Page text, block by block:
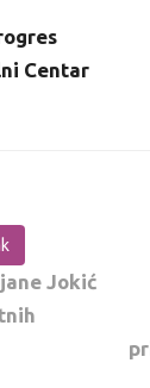
Centar
Jokić